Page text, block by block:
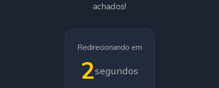
achados!
Redirecionando em
1segundos